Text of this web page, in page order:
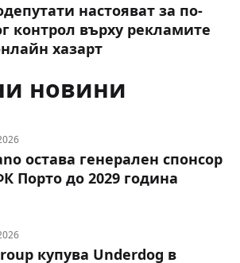
настояват за по-
контрол върху рекламите
хазарт
новини
остава генерален спонсор
Порто до 2029 година
купува Underdog в